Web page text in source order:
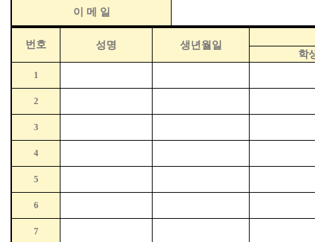
이 메 일
번호 성명
생년월일
학
1
2
3
4
5
6
7